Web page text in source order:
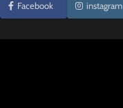
Facebook instagram